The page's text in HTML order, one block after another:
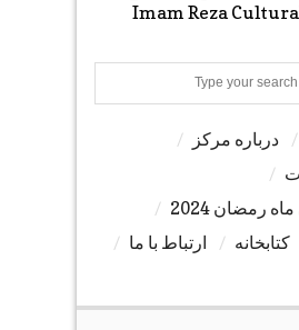
Imam Reza
درباره مرکز
رمضان 2024
کتابخانه
ارتباط با ما